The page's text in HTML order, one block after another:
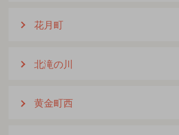
花月町
北滝の川
黄金町西